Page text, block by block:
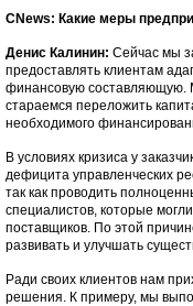
CNews: Какие меры
Денис Калинин: Сейчас мы
предоставлять клиентам
финансовую составляющую.
стараемся переложить
необходимого
В условиях кризиса у
дефицита управленческих
так как проводить
специалистов, которые
поставщиков. По этой
развивать и улучшать
Ради своих клиентов нам
решения. К примеру, мы